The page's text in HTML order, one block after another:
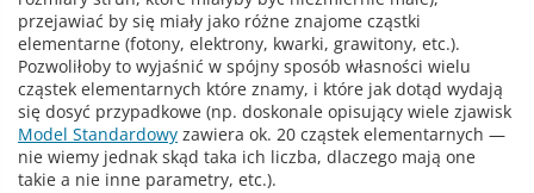
przejawiać by się miały jako różne znajome cząstki
elementarne (fotony, elektrony, kwarki, grawitony, etc.).
Pozwoliłoby to wyjaśnić w spójny sposób własności wielu
cząstek elementarnych które znamy, i które jak dotąd wydają
się dosyć przypadkowe (np. doskonale opisujący wiele zjawisk
Model Standardowy zawiera ok. 20 cząstek elementarnych —
nie wiemy jednak skąd taka ich liczba, dlaczego mają one
takie a nie inne parametry, etc.).